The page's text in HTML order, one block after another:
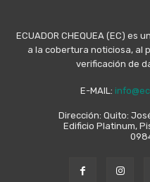
ECUADOR CHEQUEA (EC) es
a la cobertura noticiosa, al
verificación de
E-MAIL:
Dirección: Quito:
Edificio Platinum,